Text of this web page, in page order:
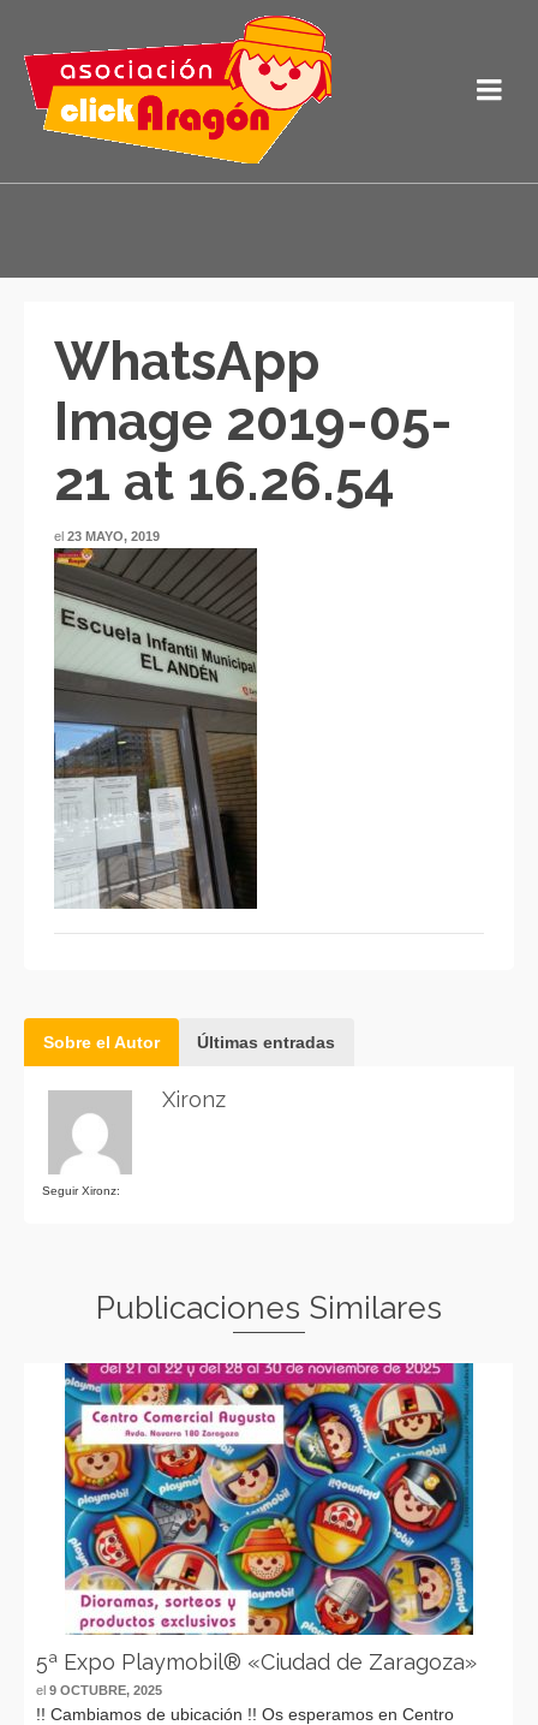
WhatsApp
Image 2019-05-
21 at 16.26.54
el 23 MAYO, 2019
Sobre el Autor Últimas entradas
Seguir Xironz:
Xironz
Publicaciones Similares
5ª Expo Playmobil® «Ciudad de Zaragoza»
el 9 OCTUBRE, 2025
!! Cambiamos de ubicación !! Os esperamos en Centro